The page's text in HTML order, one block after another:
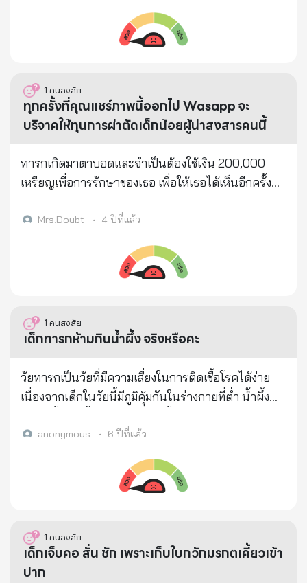
1 คนสงสัย
ทุกครั้งที่คุณแชร์ภาพนี้ออกไป Wasapp จะ
บริจาคให้ทุนการผ่าตัดเด็กน้อยผู้น่าสงสารคนนี้
ทารกเกิดมาตาบอดและจำเป็นต้องใช้เงิน 200,000
เหรียญเพื่อการรักษาของเธอ เพื่อให้เธอได้เห็นอีกครั้ง
ครั้งที่คุณแชร์ภาพนี้ออกไป Wasapp จะบริจาคให้ทุน
ช่วยๆกันหน่อยนะคะ เราเป็น เพื่อนร่วมโลกเดียวกัน
Mrs.Doubt • 4 ปีที่แล้ว
1 คนสงสัย
เด็กทารกห้ามกินน้ำผึ้ง จริงหรือคะ
วัยทารกเป็นวัยที่มีความเสี่ยงในการติดเชื้อโรคได้ง่าย
เนื่องจากเด็กในวัยนี้มีภูมิคุ้มกันในร่างกายที่ต่ำ น้ำผึ้ง
โบทูลินัม (Clostridium Botulinum) ที่ปนเปื้อนใน
anonymous • 6 ปีที่แล้ว
1 คนสงสัย
เด็กเจ็บคอ สั่น ชัก เพราะเก็บใบกวักมรกตเคี้ยวเข้า
ปาก